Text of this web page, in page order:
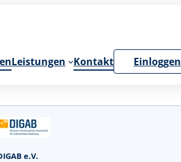
Leistungen Kontakt Einloggen
e.V.